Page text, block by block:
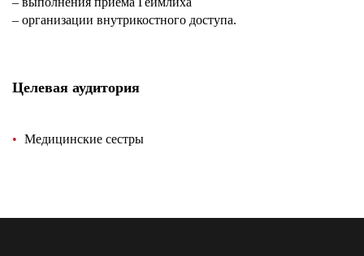
– организации внутрикостного доступа.
Целевая аудитория
Медицинские сестры